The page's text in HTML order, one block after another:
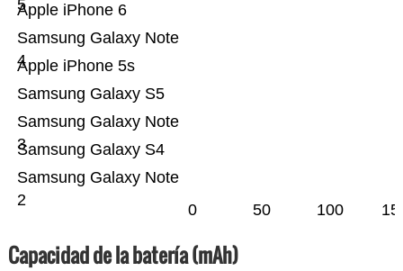
Samsung Galaxy Note
2
Samsung Galaxy S4
Samsung Galaxy Note
3
Samsung Galaxy S5
Apple iPhone 5s
Samsung Galaxy Note
4
Apple iPhone 6
5
0 50 100
Capacidad de la batería (mAh)